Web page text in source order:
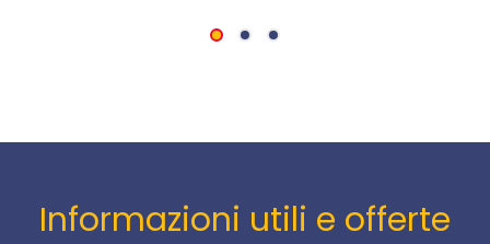
Informazioni utili e offerte